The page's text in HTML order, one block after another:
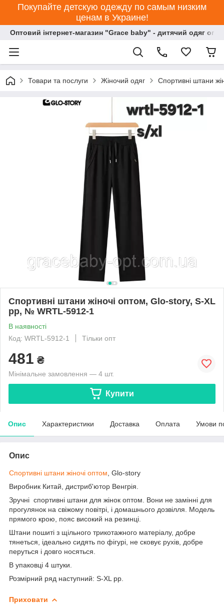
Покупайте детскую одежду по самым низким
ценам в Украине!
Оптовий інтернет-магазин "Grace baby" - дитячий одяг
Товари та послуги Жіночий одяг Спортивні штани
Спортивні штани жіночі оптом, Glo-story, S-XL
pp, № WRTL-5912-1
В наявності
Код: WRTL-5912-1
Тільки опт
481 ₴
Мінімальне замовлення — 4 шт.
Купити
Опис Характеристики Доставка Оплата Умови
Опис
Спортивні штани жіночі оптом , Glo-story
Виробник Китай, дистриб'ютор Венгрія.
Зручні спортивні штани для жінок оптом. Вони не замінні для
прогулянок на свіжому повітрі, і домашнього дозвілля. Модель
прямого крою, пояс високий на резинці.
Штани пошиті з щільного трикотажного матеріалу, добре
тянеться, ідеально сидять по фігурі, не сковує рухів, добре
перуться і довго носяться.
В упаковці 4 штуки.
Розмірний ряд наступний: S-XL pp.
Приховати